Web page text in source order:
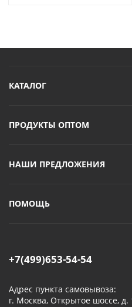
КАТАЛОГ
ПРОДУКТЫ ОПТОМ
НАШИ ПРЕДЛОЖЕНИЯ
ПОМОЩЬ
+7(499)653-54-54
Адрес пункта самовывоза:
г. Москва, Открытое шоссе, д.